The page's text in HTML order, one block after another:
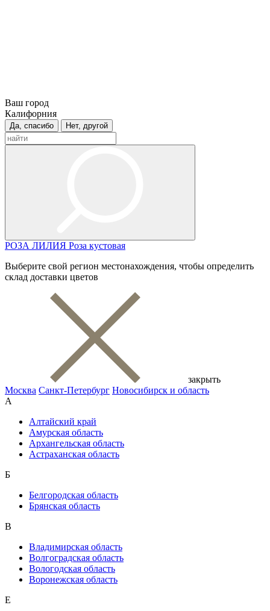
Ваш город
Калифорния
Да, спасибо Нет, другой
РОЗА ЛИЛИЯ Роза кустовая
Выберите свой регион местонахождения, чтобы определить
склад доставки цветов
закрыть
Москва Санкт-Петербург Новосибирск и область
А
Алтайский край
Амурская область
Архангельская область
Астраханская область
Б
Белгородская область
Брянская область
В
Владимирская область
Волгоградская область
Вологодская область
Воронежская область
Е